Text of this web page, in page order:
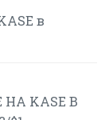
в
KASE В